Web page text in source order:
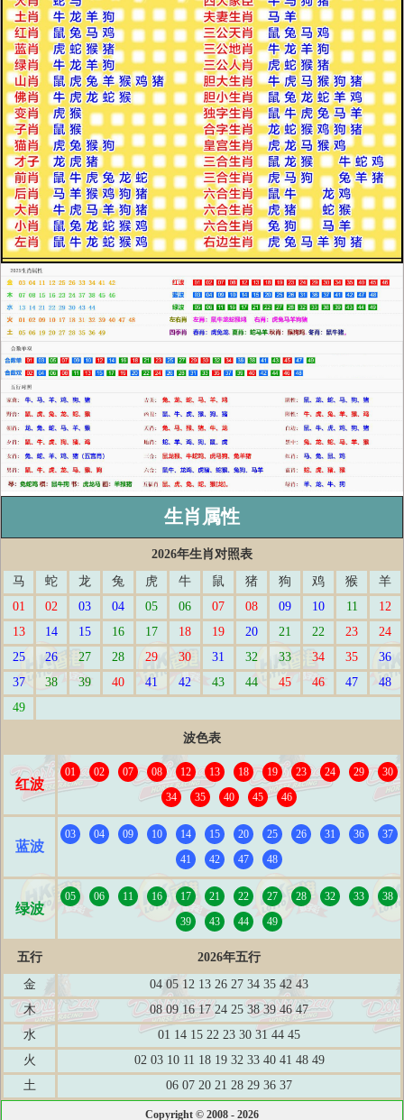
生肖属性
2026年生肖对照表
马
蛇 龙 兔 虎 牛 鼠 猪 狗 鸡 猴
羊
01
02 03 04 05 06 07 08 09 10 11
12
13
14 15 16 17 18 19 20 21 22 23
24
25
26 27 28 29 30 31 32 33 34 35
36
37
38 39 40 41 42 43 44 45 46 47
48
49
波色表
红波
01 02 07 08 12 13 18 19 23 24 29
30
34
35 40 45 46
蓝波
03 04 09 10 14 15 20 25 26 31 36
37
41
42 47 48
绿波
05 06 11 16 17 21 22 27 28 32 33
38
39
43 44 49
五行
2026年五行
金
04 05 12 13 26 27 34 35 42 43
木
08 09 16 17 24 25 38 39 46 47
水
01 14 15 22 23 30 31 44 45
火
02 03 10 11 18 19 32 33 40 41 48 49
土
06 07 20 21 28 29 36 37
Copyright © 2008 - 2026